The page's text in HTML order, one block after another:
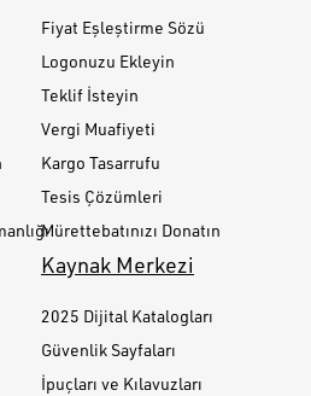
Fiyat Eşleştirme Sözü
Logonuzu Ekleyin
Teklif İsteyin
Vergi Muafiyeti
Kargo Tasarrufu
Tesis Çözümleri
Mürettebatınızı Donatın
Kaynak Merkezi
2025 Dijital Katalogları
Güvenlik Sayfaları
İpuçları ve Kılavuzları